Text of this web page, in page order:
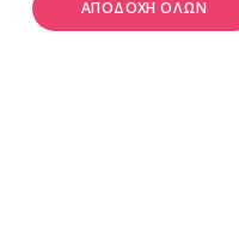
Ιδιοκτησία, δημιουργία,
από τηνOnline Lab
Καλάθι
ΑΠΟΔΟΧΗ ΟΛΩΝ